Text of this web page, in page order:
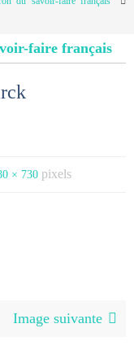
faire français
× 730 pixels
Image suivante